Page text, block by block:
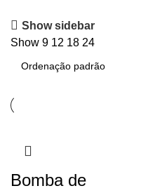
Show sidebar
Show 9 12 18 24
Bomba de